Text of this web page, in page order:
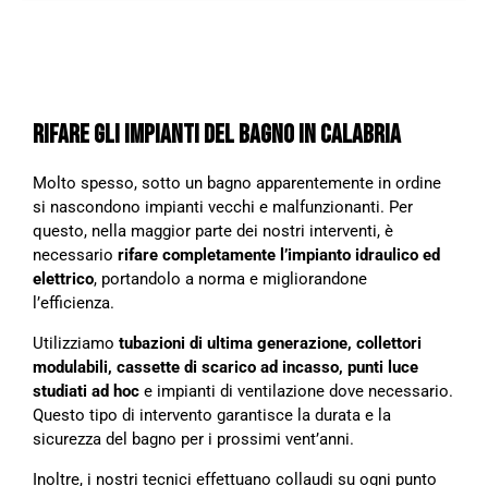
RIFARE GLI IMPIANTI DEL BAGNO IN CALABRIA
Molto spesso, sotto un bagno apparentemente in ordine
si nascondono impianti vecchi e malfunzionanti. Per
questo, nella maggior parte dei nostri interventi, è
necessario rifare completamente l’impianto idraulico ed
elettrico, portandolo a norma e migliorandone
l’efficienza.
Utilizziamo tubazioni di ultima generazione, collettori
modulabili, cassette di scarico ad incasso, punti luce
studiati ad hoc e impianti di ventilazione dove necessario.
Questo tipo di intervento garantisce la durata e la
sicurezza del bagno per i prossimi vent’anni.
Inoltre, i nostri tecnici effettuano collaudi su ogni punto